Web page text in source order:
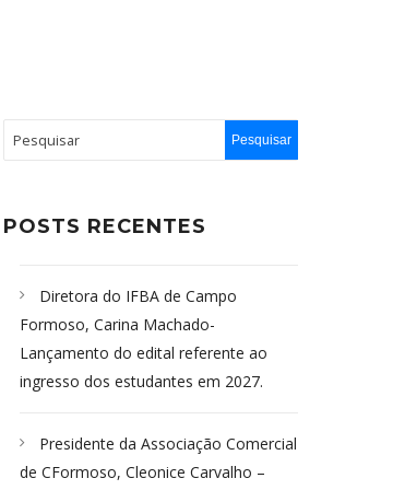
POSTS RECENTES
Diretora do IFBA de Campo
Formoso, Carina Machado-
Lançamento do edital referente ao
ingresso dos estudantes em 2027.
Presidente da Associação Comercial
de CFormoso, Cleonice Carvalho –